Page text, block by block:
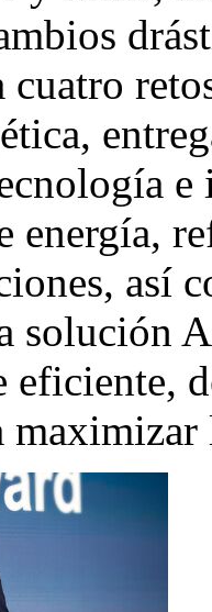
cuatro
energía,
así
solución
eficiente,